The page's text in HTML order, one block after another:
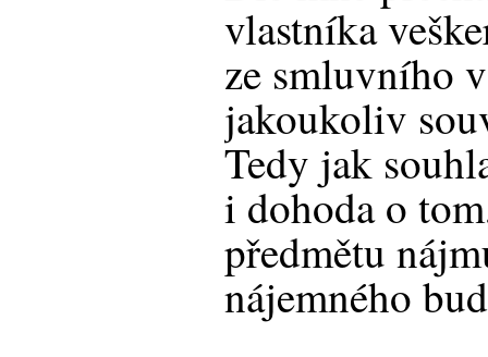
vlastníka
ze smluvního
jakoukoliv
Tedy jak
i dohoda o
předmětu
nájemného